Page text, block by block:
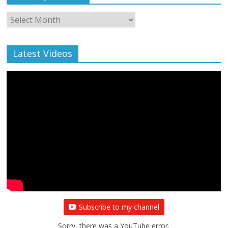
Monthly
Archive
Latest Videos
Subscribe to my channel
Sorry, there was a YouTube error.